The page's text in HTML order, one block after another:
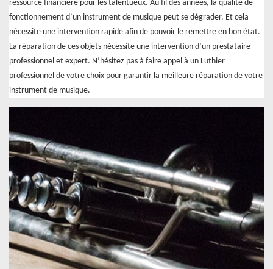
ressource financière pour les talentueux. Au fil des années, la qualité de
fonctionnement d’un instrument de musique peut se dégrader. Et cela
nécessite une intervention rapide afin de pouvoir le remettre en bon état.
La réparation de ces objets nécessite une intervention d’un prestataire
professionnel et expert. N’hésitez pas à faire appel à un Luthier
professionnel de votre choix pour garantir la meilleure réparation de votre
instrument de musique.